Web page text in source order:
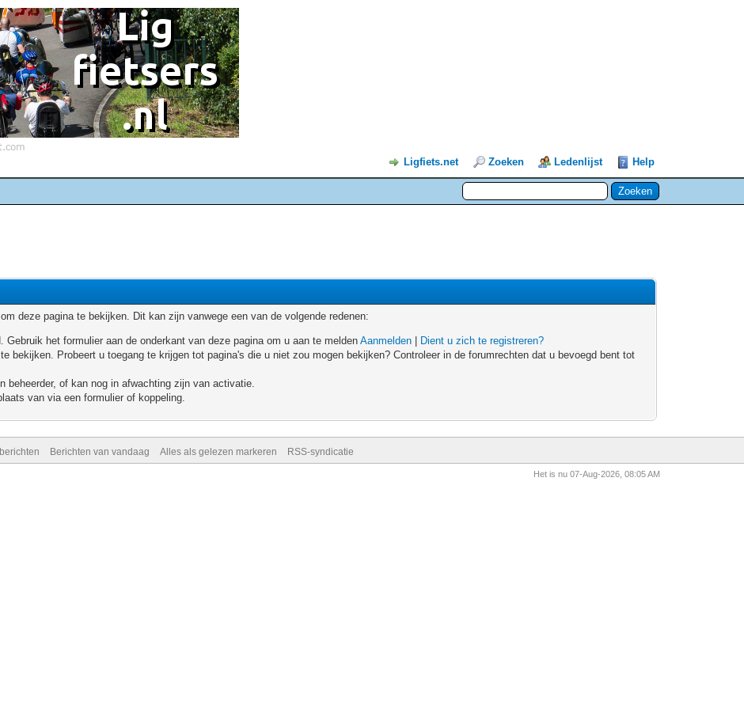
Ligfiets.net Zoeken Ledenlijst Help
deze pagina te bekijken. Dit kan zijn vanwege een van de volgende redenen:
Gebruik het formulier aan de onderkant van deze pagina om u aan te meldenAanmelden
Dient u zich te registreren?
bekijken. Probeert u toegang te krijgen tot pagina's die u niet zou mogen bekijken? Controleer in de forumrechten dat u bevoegd bent tot
beheerder, of kan nog in afwachting zijn van activatie.
van via een formulier of koppeling.
Berichten van vandaag Alles als gelezen markeren RSS-syndicatie
Het is nu 07-Aug-2026, 08:05 AM